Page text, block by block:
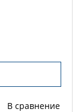
В сравнение